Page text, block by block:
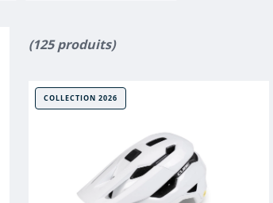
(125 produits)
COLLECTION 2026